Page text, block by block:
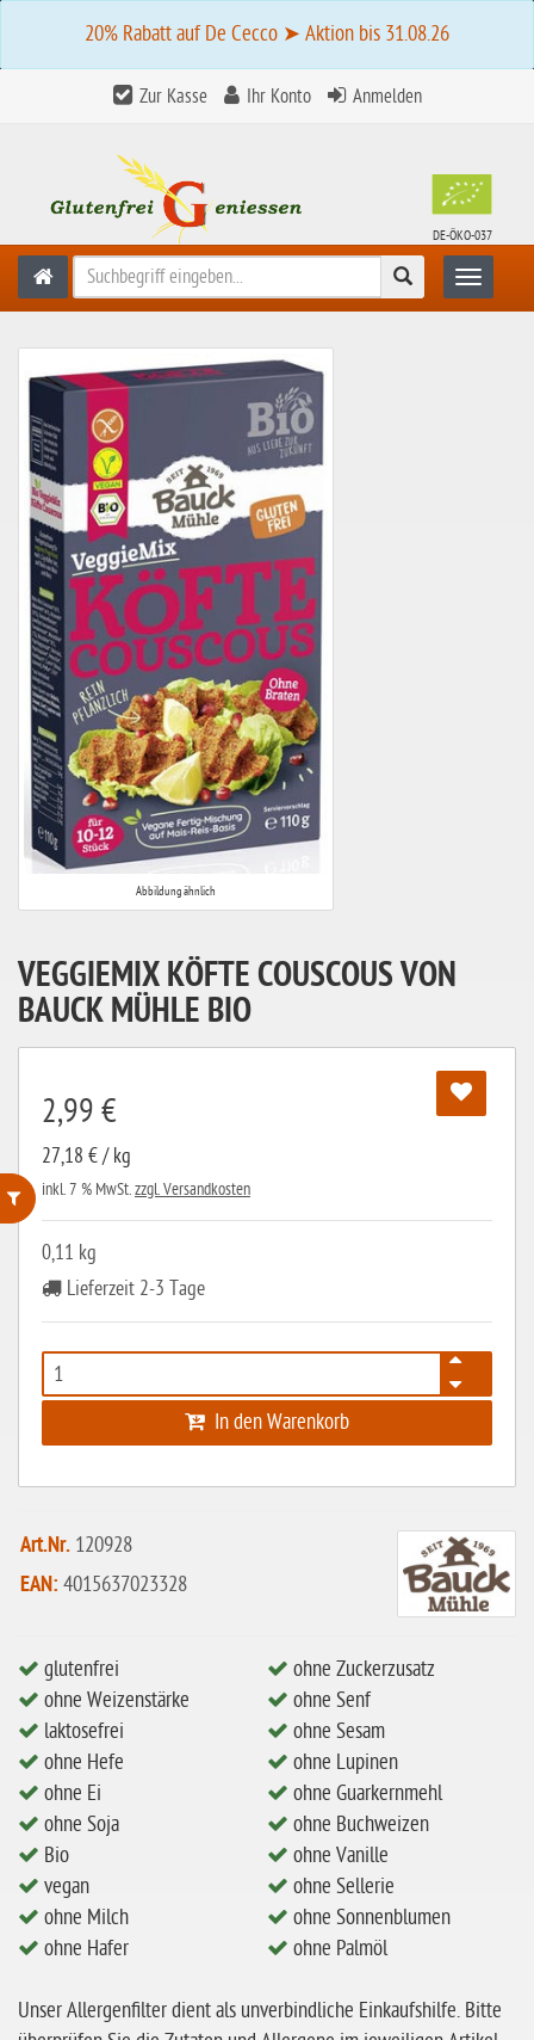
ohne Weizenstärke
laktosefrei
ohne Ei
vegan
ohne Erdnüsse
ohne Mandeln
ohne Milch
ohne Hafer
ohne Zuckerzusatz
ohne Reis
ohne Mais
ohne Senf
ohne Lupinen
20% Rabatt auf De Cecco ➤ Aktion bis 31.08.26
Zur Kasse Ihr Konto Anmelden
DE-ÖKO-037
Suchen Toggle
Abbildung ähnlich
VEGGIEMIX KÖFTE COUSCOUS VON
BAUCK MÜHLE BIO
2,99 €
27,18 € / kg
inkl. 7 % MwSt.zzgl. Versandkosten
0,11 kg
Lieferzeit 2-3 Tage
In den Warenkorb
Art.Nr. 120928
EAN: 4015637023328
glutenfrei
ohne Weizenstärke
laktosefrei
ohne Hefe
ohne Ei
ohne Soja
Bio
vegan
ohne Milch
ohne Hafer
ohne Zuckerzusatz
ohne Senf
ohne Sesam
ohne Lupinen
ohne Guarkernmehl
ohne Buchweizen
ohne Vanille
ohne Sellerie
ohne Sonnenblumen
ohne Palmöl
Unser Allergenfilter dient als unverbindliche Einkaufshilfe. Bitte